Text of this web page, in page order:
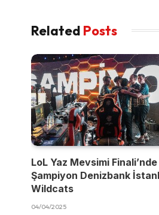
Related Posts
LoL Yaz Mevsimi Finali’nde
Şampiyon Denizbank
Wildcats
04/04/2025